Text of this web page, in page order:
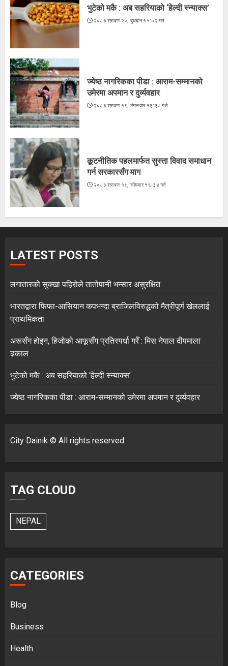
भुटेको मकै : अब सहरियाको ‘हेल्दी स्न्याक्स’
२०८३ श्रावण २०, बुधबार १५:५२ गते
ज्येष्ठ नागरिकका पीडा : आराम-सम्मानको
उमेरमा अपमान र दुर्व्यवहार
२०८३ श्रावण १९, मंगलवार १३:३८ गते
कूटनीतिक पहलमार्फत सुस्ता विवाद समाधान
गर्न सरकारसँग माग
२०८३ श्रावण १८, सोमबार १६:३४ गते
LATEST POSTS
लगातारको सुक्खा पहिरोले तातोपानी भन्सार असुरक्षित
भारतद्वारा फिफा-आसियान कपभन्दा ब्राजिलविरुद्धको मैत्रीपूर्ण खेललाई
प्राथमिकता
अरूसँग होइन, हिजोको आफूसँग प्रतिस्पर्धा गरेँ : मिस नेपाल दीपमाला
ढकाल
भुटेको मकै : अब सहरियाको ‘हेल्दी स्न्याक्स’
ज्येष्ठ नागरिकका पीडा : आराम-सम्मानको उमेरमा अपमान र दुर्व्यवहार
City Dainik © All rights reserved.
TAG CLOUD
NEPAL
CATEGORIES
Blog
Business
Health